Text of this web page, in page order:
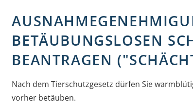
BETÄUBUNGSLOSEN
BEANTRAGEN
Nach dem Tierschutzgesetz dürfen Sie
vorher betäuben.